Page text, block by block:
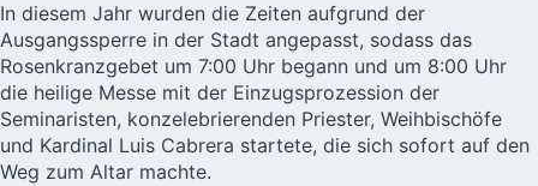
In diesem Jahr wurden die Zeiten aufgrund der
Ausgangssperre in der Stadt angepasst, sodass das
Rosenkranzgebet um 7:00 Uhr begann und um 8:00 Uhr
die heilige Messe mit der Einzugsprozession der
Seminaristen, konzelebrierenden Priester, Weihbischöfe
und Kardinal Luis Cabrera startete, die sich sofort auf den
Weg zum Altar machte.